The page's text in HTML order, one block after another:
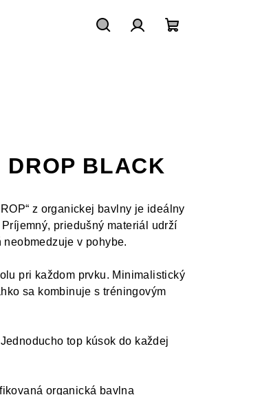
DROP BLACK
z organickej bavlny je ideálny
priedušný materiál udrží
v pohybe.
pri každom prvku. Minimalistický
sa kombinuje s tréningovým
top kúsok do každej
organická bavlna